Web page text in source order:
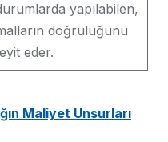
yapılabilen,
doğruluğunu
eder.
Maliyet Unsurları